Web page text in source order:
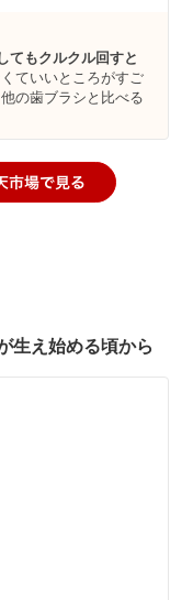
てもクルクル回すと
ていいところがすご
の歯ブラシと比べる
生え始める頃から